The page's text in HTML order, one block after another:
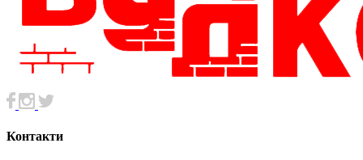
Контакти